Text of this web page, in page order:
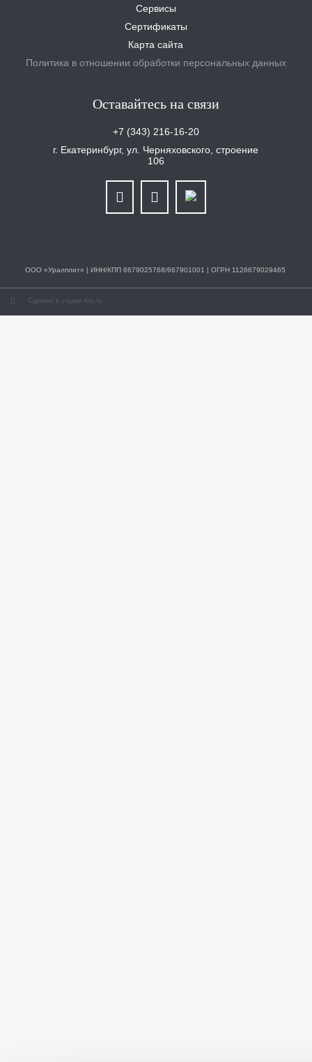
Сервисы
Сертификаты
Карта сайта
Политика в отношении обработки персональных данных
Оставайтесь на связи
+7 (343) 216-16-20
г. Екатеринбург, ул. Черняховского, строение
106
ООО «Уралплит» | ИНН/КПП 6679025768/667901001 | ОГРН 1126679029465
Сделано в студии 4eo.ru